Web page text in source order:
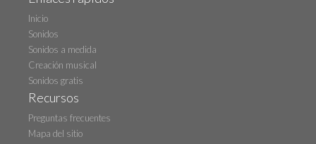
Inicio
Sonidos
Sonidos a medida
Creación musical
Sonidos gratis
Recursos
Preguntas frecuentes
Mapa del sitio